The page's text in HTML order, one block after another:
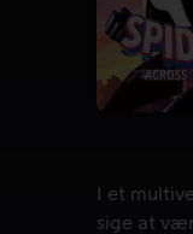
I et
I et
sige at